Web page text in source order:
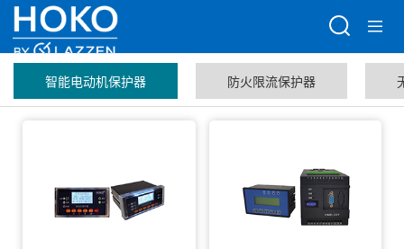
智能电动机保护器 防火限流保护器